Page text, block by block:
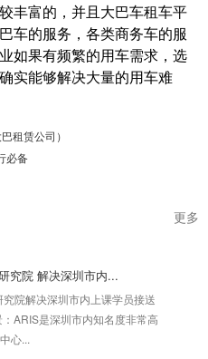
丰富的，并且大巴车租车平
车的服务，各类商务车的服
如果有频繁的用车需求，选
实能够解决大量的用车难
租赁公司）
必备
更多
行业首创企业拼...
行业首创企业拼车模式项目背景
究院 解决深圳市内...
：ARIS是深圳市内知名度非常高
心...